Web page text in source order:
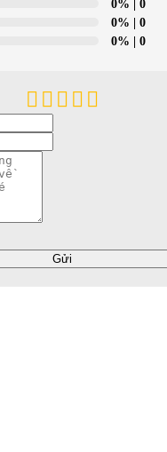
0% | 0
0% | 0
0% | 0
Gửi